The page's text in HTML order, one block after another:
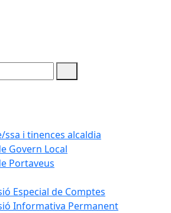
ssa i tinences alcaldia
Govern Local
Portaveus
Especial de Comptes
Informativa Permanent